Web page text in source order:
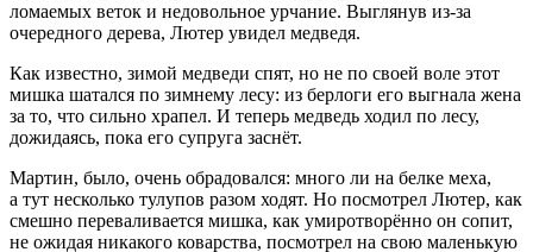
ломаемых веток и недовольное урчание. Выглянув из-за
очередного дерева, Лютер увидел медведя.
Как известно, зимой медведи спят, но не по своей воле этот
мишка шатался по зимнему лесу: из берлоги его выгнала жена
за то, что сильно храпел. И теперь медведь ходил по лесу,
дожидаясь, пока его супруга заснёт.
Мартин, было, очень обрадовался: много ли на белке меха,
а тут несколько тулупов разом ходят. Но посмотрел Лютер, как
смешно переваливается мишка, как умиротворённо он сопит,
не ожидая никакого коварства, посмотрел на свою маленькую